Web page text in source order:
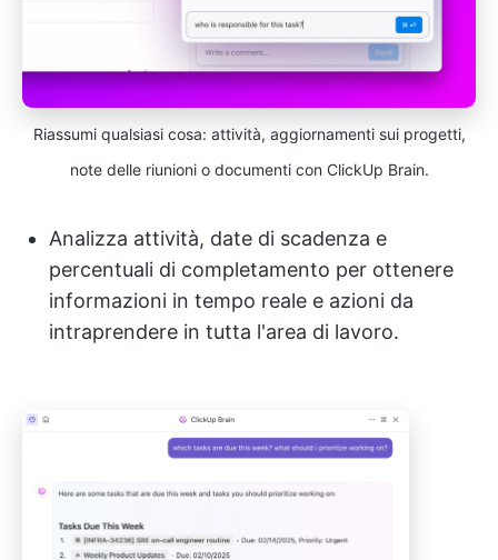
Riassumi qualsiasi cosa: attività, aggiornamenti sui progetti,
note delle riunioni o documenti con ClickUp Brain.
Analizza attività, date di scadenza e
percentuali di completamento per ottenere
informazioni in tempo reale e azioni da
intraprendere in tutta l'area di lavoro.